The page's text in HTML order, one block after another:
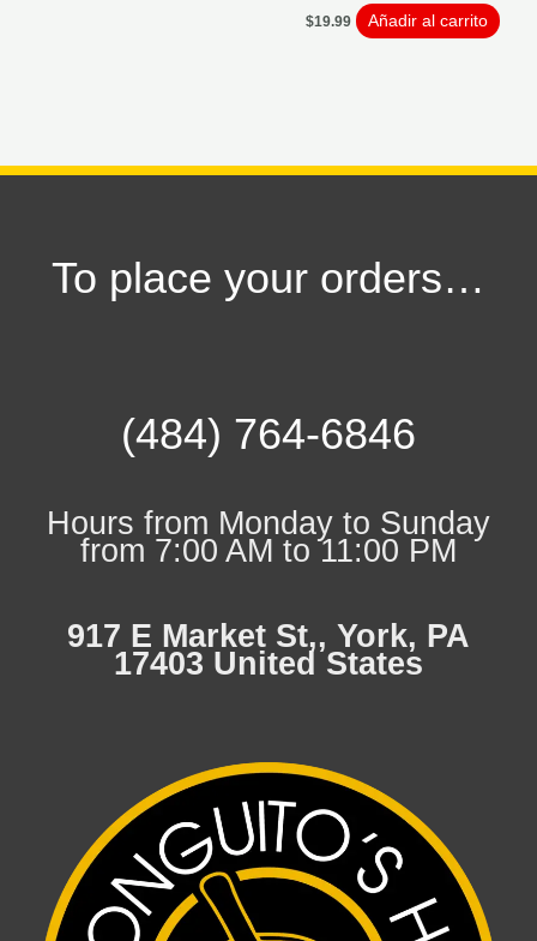
$19.99 Añadir al carrito
To place your orders…
(484) 764-6846
Hours from Monday to Sunday
from 7:00 AM to 11:00 PM
917 E Market St,, York, PA
17403 United States